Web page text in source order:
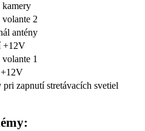
kamery
2
antény
+12V
1
+12V
zapnutí stretávacích svetiel